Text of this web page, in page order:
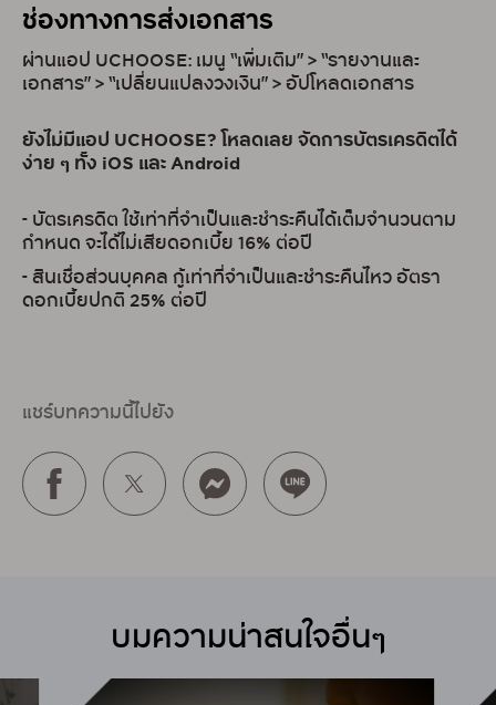
ช่องทางการส่งเอกสาร
ผ่านแอป UCHOOSE: เมนู “เพิ่มเติม” > “รายงานและ
เอกสาร” > “เปลี่ยนแปลงวงเงิน” > อัปโหลดเอกสาร
ยังไม่มีแอป UCHOOSE? โหลดเลย จัดการบัตรเครดิตได้
ง่าย ๆ ทั้ง iOS และ Android
- บัตรเครดิต ใช้เท่าที่จำเป็นและชำระคืนได้เต็มจำนวนตาม
กำหนด จะได้ไม่เสียดอกเบี้ย 16% ต่อปี
- สินเชื่อส่วนบุคคล กู้เท่าที่จำเป็นและชำระคืนไหว อัตรา
ดอกเบี้ยปกติ 25% ต่อปี
แชร์บทความนี้ไปยัง
บมความน่าสนใจอื่นๆ